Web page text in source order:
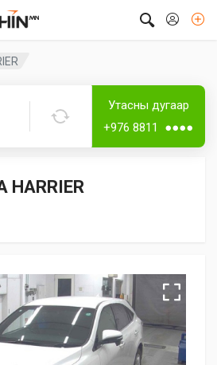
Утасны дугаар
+976 8811 ●●●●
HARRIER